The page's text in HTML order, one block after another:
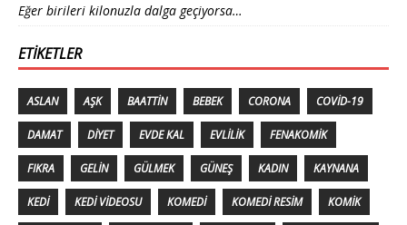
Eğer birileri kilonuzla dalga geçiyorsa…
ETIKETLER
ASLAN AŞK BAATTIN BEBEK CORONA COVID-19
DAMAT DIYET EVDE KAL EVLILIK FENAKOMIK
FIKRA GELIN GÜLMEK GÜNEŞ KADIN KAYNANA
KEDI KEDI VIDEOSU KOMEDI KOMEDI RESIM KOMIK